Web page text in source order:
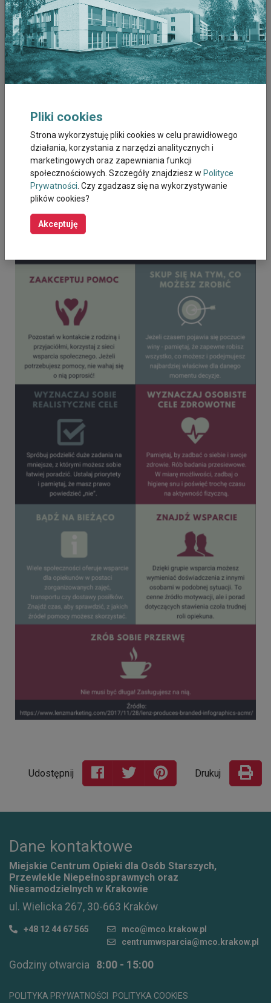
pilne, jak sądzisz?). Postaraj się również zaakceptować trudne
emocje, które mogą się pojawić w przebiegu opieki (jak np.
poczucie winy czy złość), a przede wszystkim zadbaj o swoje
samopoczucie fizyczne oraz kondycję psychiczną, organizując
również czas na odpoczynek. Tylko w dobrej formie będziesz
w stanie zapewnić odpowiednią opiekę swojemu bliskiemu!
Udostępnij Drukuj
Pliki cookies
Strona wykorzystuję pliki cookies w celu prawidłowego
działania, korzystania z narzędzi analitycznych i
marketingowych oraz zapewniania funkcji
społecznościowych. Szczegóły znajdziesz w Polityce
Prywatności. Czy zgadzasz się na wykorzystywanie
plików cookies?
Akceptuję
Dane kontaktowe
Miejskie Centrum Opieki dla Osób Starszych,
Przewlekle Niepełnosprawnych oraz
Niesamodzielnych w Krakowie
ul. Wielicka 267, 30-663 Kraków
+48 12 44 67 565
mco@mco.krakow.pl
centrumwsparcia@mco.krakow.pl
Godziny otwarcia 8:00 - 15:00
POLITYKA PRYWATNOŚCI POLITYKA COOKIES